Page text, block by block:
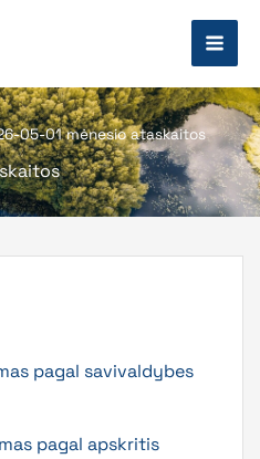
05-01 mėnesio ataskaitos
pagal savivaldybes
pagal apskritis